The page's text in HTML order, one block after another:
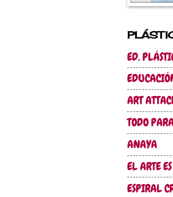
ED.
ART
TODO
ANAYA
EL ARTE
ESPIRAL